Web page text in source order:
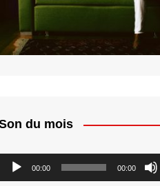
du mois
Lecteur
00:00 00:00